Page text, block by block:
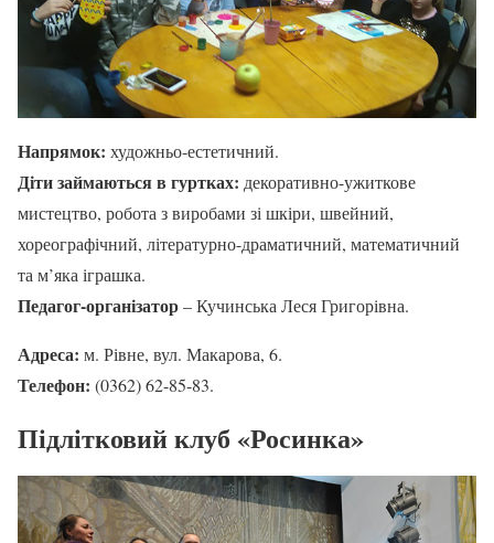
Напрямок: художньо-естетичний.
Діти займаються в гуртках: декоративно-ужиткове
мистецтво, робота з виробами зі шкіри, швейний,
хореографічний, літературно-драматичний, математичний
та м’яка іграшка.
Педагог-організатор– Кучинська Леся Григорівна.
Адреса: м. Рівне, вул. Макарова, 6.
Телефон: (0362) 62-85-83.
Підлітковий клуб «Росинка»